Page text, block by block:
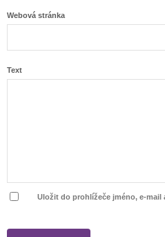
Webová stránka
Uložit do prohlížeče jméno, e-
Text